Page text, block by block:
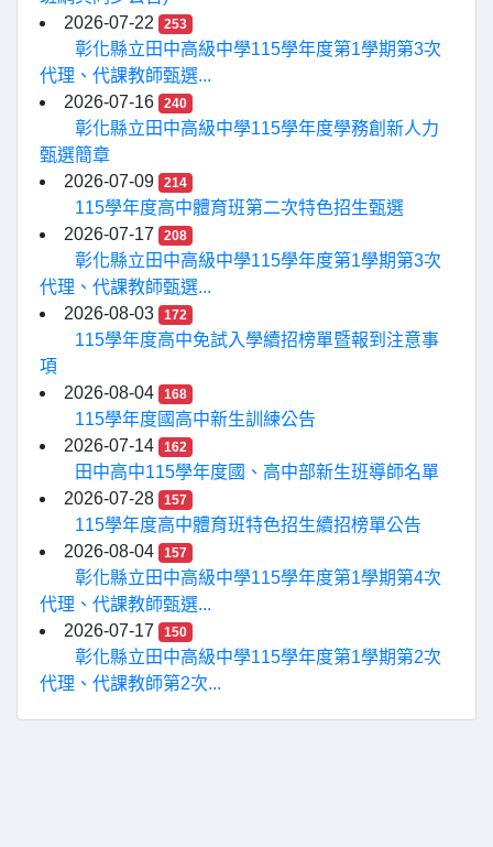
2026-07-22
253
彰化縣立田中高級中學115學年度第1學期第3次
代理、代課教師甄選...
2026-07-16
240
彰化縣立田中高級中學115學年度學務創新人力
甄選簡章
2026-07-09
214
115學年度高中體育班第二次特色招生甄選
2026-07-17
208
彰化縣立田中高級中學115學年度第1學期第3次
代理、代課教師甄選...
2026-08-03
172
115學年度高中免試入學續招榜單暨報到注意事
項
2026-08-04
168
115學年度國高中新生訓練公告
2026-07-14
162
田中高中115學年度國、高中部新生班導師名單
2026-07-28
157
115學年度高中體育班特色招生續招榜單公告
2026-08-04
157
彰化縣立田中高級中學115學年度第1學期第4次
代理、代課教師甄選...
2026-07-17
150
彰化縣立田中高級中學115學年度第1學期第2次
代理、代課教師第2次...